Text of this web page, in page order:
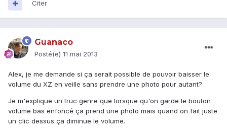
Citer
Guanaco
Posté(e) 11 mai 2013
Alex, je me demande si ça serait possible de pouvoir baisser le
volume du XZ en veille sans prendre une photo pour autant?
Je m'explique un truc genre que lorsque qu'on garde le bouton
volume bas enfoncé ça prend une photo mais quand on fait juste
un clic dessus ça diminue le volume.